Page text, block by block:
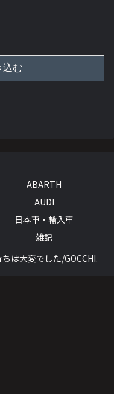
込む
ABARTH
AUDI
日本車・輸入車
雑記
は大変でした/GOCCHI.